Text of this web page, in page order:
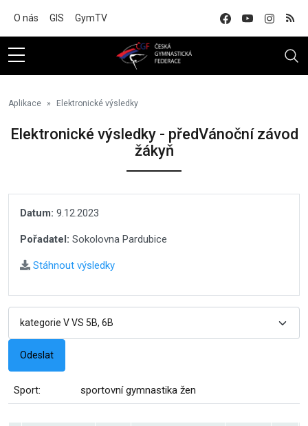
O nás GIS GymTV
Aplikace Elektronické výsledky
Elektronické výsledky - předVánoční závod
žákyň
Datum: 9.12.2023
Pořadatel: Sokolovna Pardubice
Stáhnout výsledky
Sport: sportovní gymnastika žen